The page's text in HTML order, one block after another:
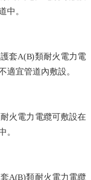
中。
套A(B)類耐火電力電
適宜管道內敷設。
火電力電纜可敷設在
。
A(B)類耐火電力電纜